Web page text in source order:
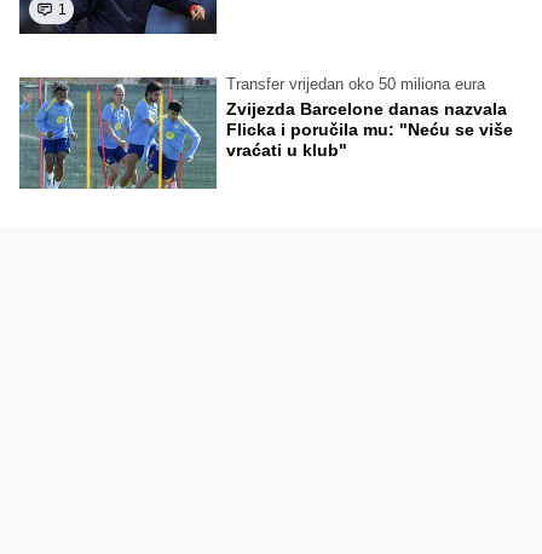
1
Transfer vrijedan oko 50 miliona eura
Zvijezda Barcelone danas nazvala
Flicka i poručila mu: "Neću se više
vraćati u klub"